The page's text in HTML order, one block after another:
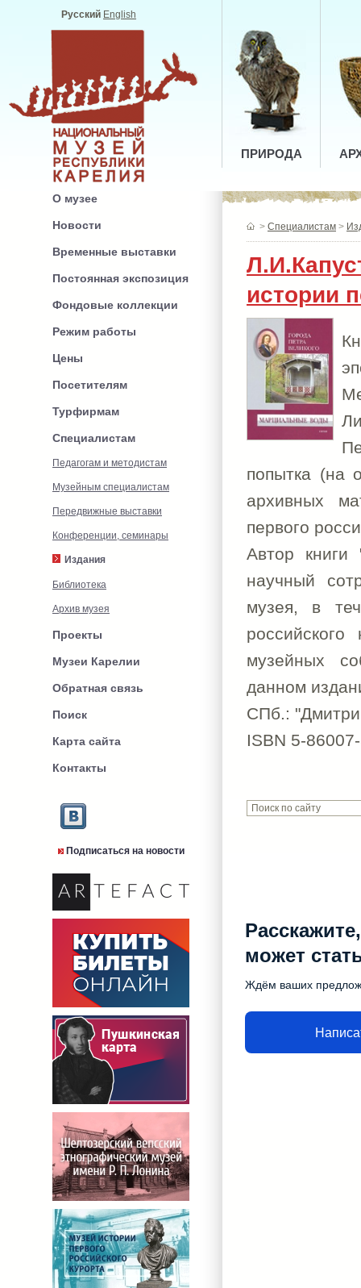
Русский English
ПРИРОДА
О музее
Новости
Временные выставки
Постоянная экспозиция
Фондовые коллекции
Режим работы
Цены
Посетителям
Турфирмам
Специалистам
Педагогам и методистам
Музейным специалистам
Передвижные выставки
Конференции, семинары
Издания
Библиотека
Архив музея
Проекты
Музеи Карелии
Обратная связь
Поиск
Карта сайта
Контакты
Подписаться на новости
> Специалистам >
истории
попытка (на
архивных
первого
Автор
научный
музея, в
музейных
данном
СПб.:
ISBN 5-
может
Ждём ваших